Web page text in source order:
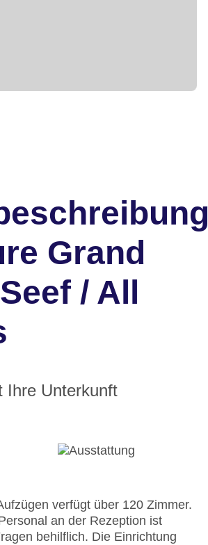
Grand
/ All
Ihre Unterkunft
verfügt über 120 Zimmer.
an der Rezeption ist
behilflich. Die Einrichtung